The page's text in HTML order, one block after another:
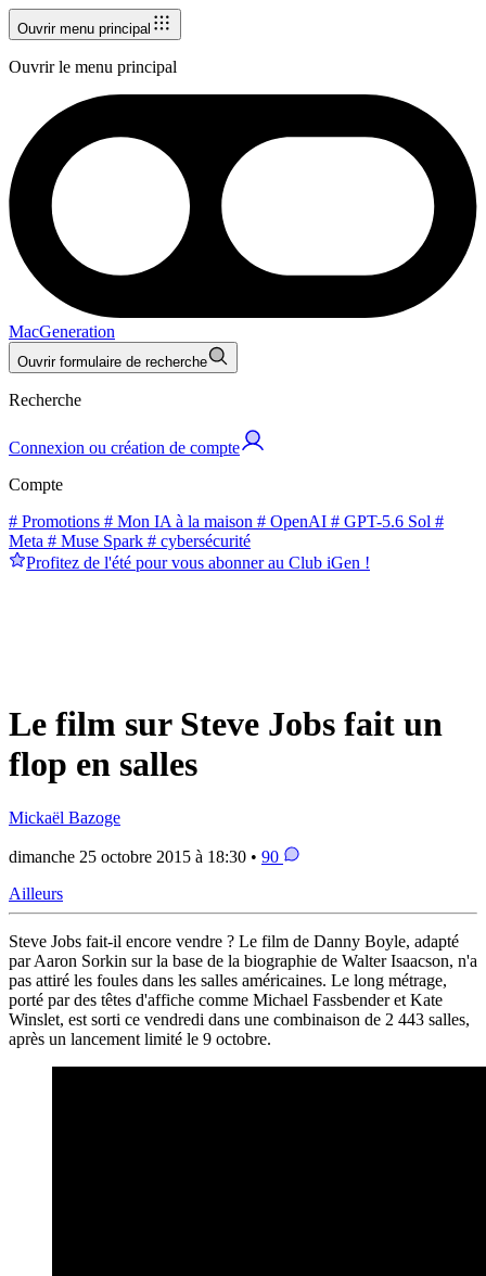
Ouvrir menu principal
Ouvrir le menu principal
MacGeneration
Ouvrir formulaire de recherche
Recherche
Connexion ou création de compte
Compte
# Promotions # Mon IA à la maison # OpenAI # GPT-5.6 Sol #
Meta # Muse Spark # cybersécurité
Profitez de l'été pour vous abonner au Club iGen !
Le film sur Steve Jobs fait un
flop en salles
Mickaël Bazoge
dimanche 25 octobre 2015 à 18:30 • 90
Ailleurs
Steve Jobs fait-il encore vendre ? Le film de Danny Boyle, adapté
par Aaron Sorkin sur la base de la biographie de Walter Isaacson, n'a
pas attiré les foules dans les salles américaines. Le long métrage,
porté par des têtes d'affiche comme Michael Fassbender et Kate
Winslet, est sorti ce vendredi dans une combinaison de 2 443 salles,
après un lancement limité le 9 octobre.